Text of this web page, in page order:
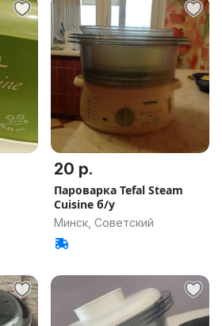
20 р.
Пароварка Tefal Steam
Cuisine б/у
Минск, Советский